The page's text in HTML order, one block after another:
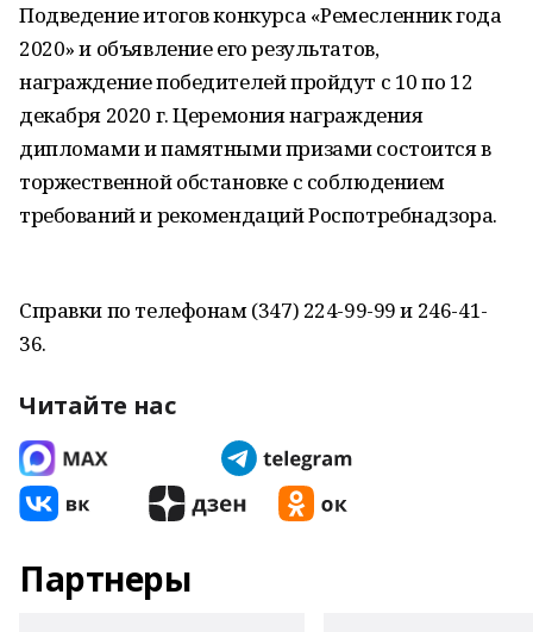
Подведение итогов конкурса «Ремесленник года
2020» и объявление его результатов,
награждение победителей пройдут с 10 по 12
декабря 2020 г. Церемония награждения
дипломами и памятными призами состоится в
торжественной обстановке с соблюдением
требований и рекомендаций Роспотребнадзора.
Справки по телефонам (347) 224-99-99 и 246-41-
36.
Читайте нас
Партнеры